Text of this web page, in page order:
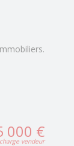
000 €
vendeur